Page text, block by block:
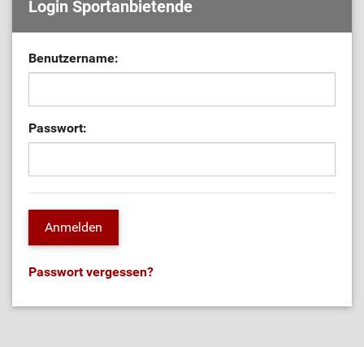
Login Sportanbietende
Benutzername:
Passwort:
Passwort vergessen?